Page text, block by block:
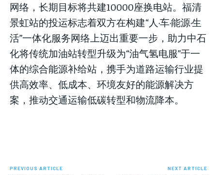
网络，长期目标将共建10000座换电站。福清
景虹站的投运标志着双方在构建“人·车·能源·生
活”一体化服务网络上迈出重要一步，助力中石
化将传统加油站转型升级为“油气氢电服”于一
体的综合能源补给站，携手为道路运输行业提
供高效率、低成本、环境友好的能源解决方
案，推动交通运输低碳转型和物流降本。
PREVIOUS ARTICLE NEXT ARTICLE